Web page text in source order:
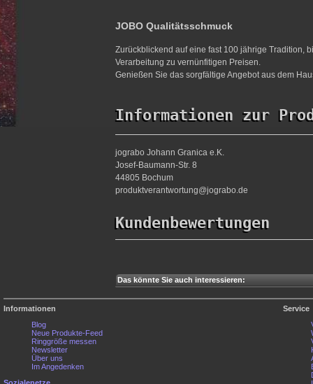
JOBO Qualitätsschmuck
Zurückblickend auf eine fast 100 jährige Tradition,
Verarbeitung zu vernünfitigen Preisen.
Genießen Sie das sorgfältige Angebot aus dem
Informationen zur
jograbo Johann Granica e.K.
Josef-Baumann-Str. 8
44805 Bochum
produktverantwortung@jograbo.de
Kundenbewertungen
Das könnte Sie auch interessieren:
Informationen
Blog
Neue Produkte-Feed
Ringgröße messen
Newsletter
Über uns
Im Angedenken
Service